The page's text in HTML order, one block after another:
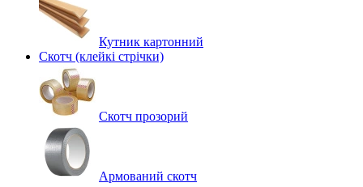
Кутник картонний
Скотч (клейкі стрічки)
Скотч прозорий
Армований скотч